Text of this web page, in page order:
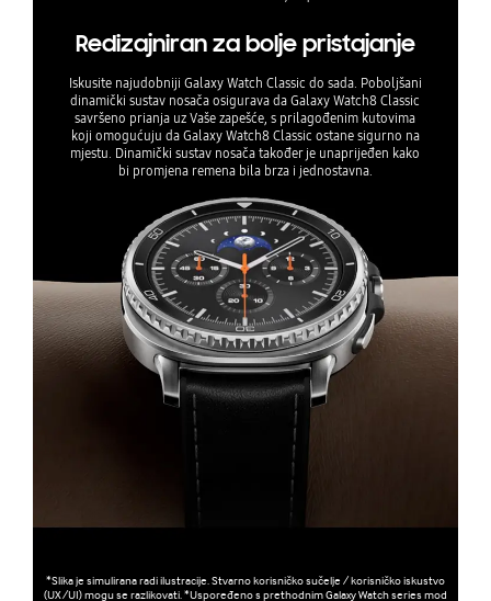
Samsung Galaxy Watch 8 Classic nudi savršen
balans između tradicionalnog izgleda i
napredne pametne tehnologije. Sa svojim
sofisticiranim dizajnom, moćnim hardverom,
sveobuhvatnim zdravstvenim značajkama i
naprednim mogućnostima povezivanja, ovaj
sat je savršen izbor za korisnike koji cijene
klasičnu estetiku bez kompromisa po pitanju
Redizajniran za bolje pristajanje
Iskusite najudobniji Galaxy Watch Classic do sada. Poboljšani
dinamički sustav nosača osigurava da Galaxy Watch8 Classic
savršeno prianja uz Vaše zapešće, s prilagođenim kutovima
koji omogućuju da Galaxy Watch8 Classic ostane sigurno na
mjestu. Dinamički sustav nosača također je unaprijeđen kako
bi promjena remena bila brza i jednostavna.
*Slika je simulirana radi ilustracije. Stvarno korisničko sučelje / korisničko iskustvo
(UX/UI) mogu se razlikovati. *Uspoređeno s prethodnim Galaxy Watch series mod